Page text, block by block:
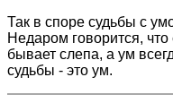
Так в споре судьбы с
Недаром говорится, что
бывает слепа, а ум
судьбы - это ум.